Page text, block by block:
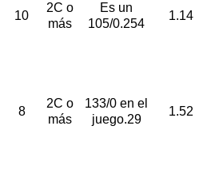
10
2C o
más
Es un
105/0.254
1.14
8
2C o
más
133/0 en el
juego.29
1.52